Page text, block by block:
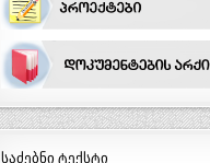
საძებნი ტექსტი